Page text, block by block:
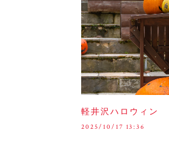
軽井沢ハロウィン
2025/10/17 13:36